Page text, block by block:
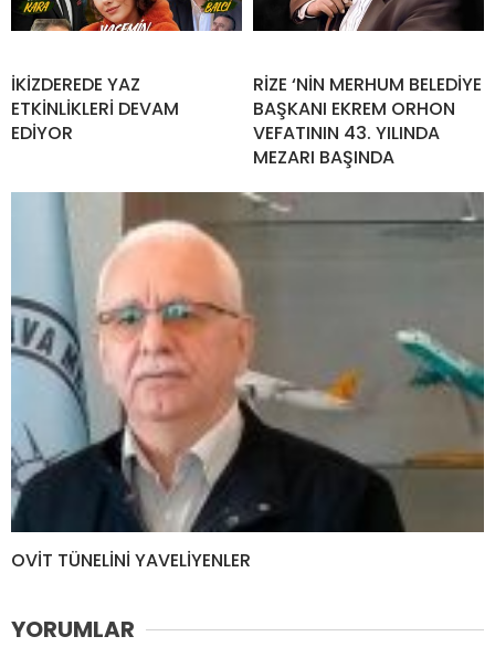
İKİZDEREDE YAZ
ETKİNLİKLERİ DEVAM
EDİYOR
RİZE ‘NİN MERHUM BELEDİYE
BAŞKANI EKREM ORHON
VEFATININ 43. YILINDA
MEZARI BAŞINDA
OVİT TÜNELİNİ YAVELİYENLER
YORUMLAR